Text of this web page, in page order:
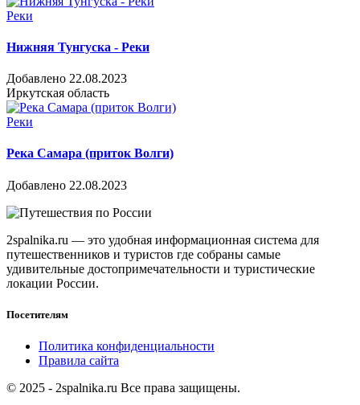
Реки
Нижняя Тунгуска - Реки
Добавлено 22.08.2023
Иркутская область
Реки
Река Самара (приток Волги)
Добавлено 22.08.2023
2spalnika.ru — это удобная информационная система для
путешественников и туристов где собраны самые
удивительные достопримечательности и туристические
локации России.
Посетителям
Политика конфиденциальности
Правила сайта
© 2025 - 2spalnika.ru Все права защищены.